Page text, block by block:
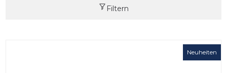
Filtern
Neuheiten